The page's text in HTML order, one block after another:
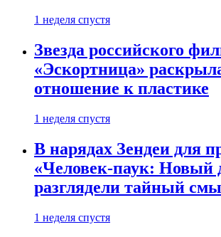
1 неделя спустя
Звезда российского
«Эскортница»
отношение к пластике
1 неделя спустя
В нарядах Зендеи для
«Человек-паук: Новый
разглядели тайный
1 неделя спустя